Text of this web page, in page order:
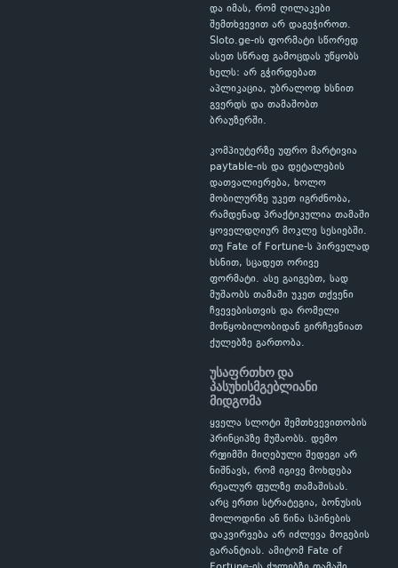
და იმას, რომ ღილაკები
შემთხვევით არ დაგეჭიროთ.
Sloto.ge-ის ფორმატი სწორედ
ასეთ სწრაფ გამოცდას უწყობს
ხელს: არ გჭირდებათ
აპლიკაცია, უბრალოდ ხსნით
გვერდს და თამაშობთ
ბრაუზერში.
კომპიუტერზე უფრო მარტივია
paytable-ის და დეტალების
დათვალიერება, ხოლო
მობილურზე უკეთ იგრძნობა,
რამდენად პრაქტიკულია თამაში
ყოველდღიურ მოკლე სესიებში.
თუ Fate of Fortune-ს პირველად
ხსნით, სცადეთ ორივე
ფორმატი. ასე გაიგებთ, სად
მუშაობს თამაში უკეთ თქვენი
ჩვევებისთვის და რომელი
მოწყობილობიდან გირჩევნიათ
ქულებზე გართობა.
უსაფრთხო და
პასუხისმგებლიანი
მიდგომა
ყველა სლოტი შემთხვევითობის
პრინციპზე მუშაობს. დემო
რეჟიმში მიღებული შედეგი არ
ნიშნავს, რომ იგივე მოხდება
რეალურ ფულზე თამაშისას.
არც ერთი სტრატეგია, ბონუსის
მოლოდინი ან წინა სპინების
დაკვირვება არ იძლევა მოგების
გარანტიას. ამიტომ Fate of